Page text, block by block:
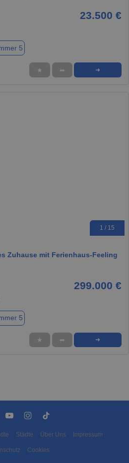
23.500 €
5
★ ➦ ➜
1 / 15
Zuhause mit Ferienhaus-Feeling
299.000 €
5
★ ➦ ➜
Städte Über Uns Impressum
Cookies